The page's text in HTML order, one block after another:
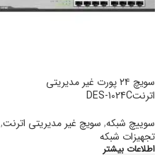
سویچ ۲۴ پورت غیر مدیریتی
اترنتDES-1024C
سوییچ شبکه, سویچ غیر مدیریتی اترنت,
تجهیزات شبکه
اطلاعات بیشتر